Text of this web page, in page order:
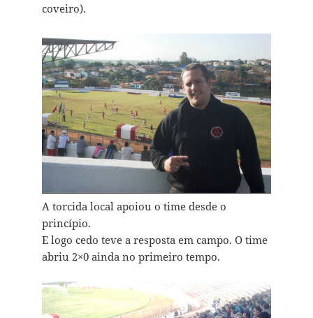
coveiro).
A torcida local apoiou o time desde o
princípio.
E logo cedo teve a resposta em campo. O time
abriu 2×0 ainda no primeiro tempo.